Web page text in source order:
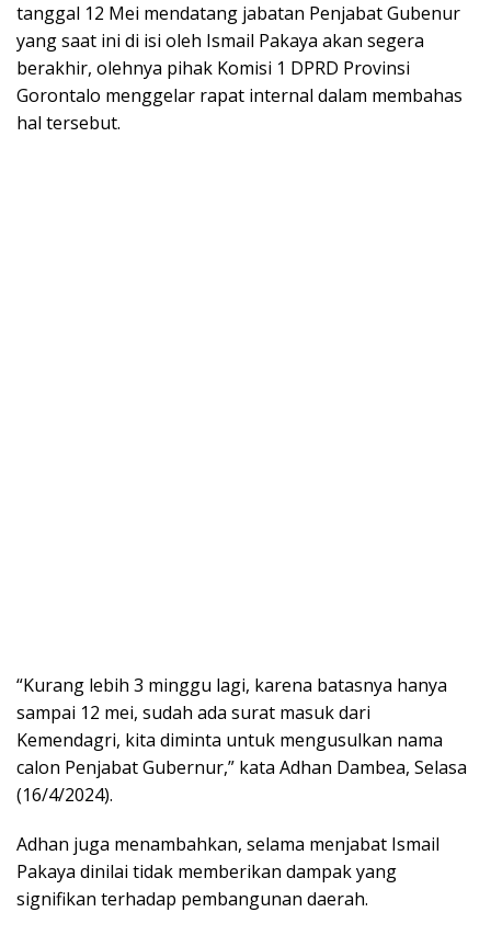
tanggal 12 Mei mendatang jabatan Penjabat Gubenur
yang saat ini di isi oleh Ismail Pakaya akan segera
berakhir, olehnya pihak Komisi 1 DPRD Provinsi
Gorontalo menggelar rapat internal dalam membahas
hal tersebut.
“Kurang lebih 3 minggu lagi, karena batasnya hanya
sampai 12 mei, sudah ada surat masuk dari
Kemendagri, kita diminta untuk mengusulkan nama
calon Penjabat Gubernur,” kata Adhan Dambea, Selasa
(16/4/2024).
Adhan juga menambahkan, selama menjabat Ismail
Pakaya dinilai tidak memberikan dampak yang
signifikan terhadap pembangunan daerah.